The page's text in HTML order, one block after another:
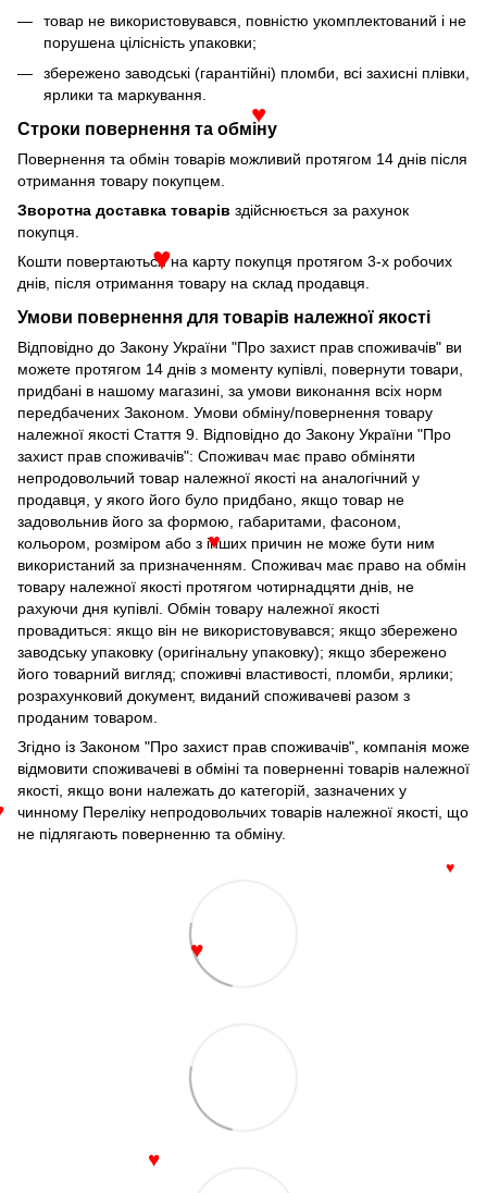
товар не використовувався, повністю укомплектований і не
порушена цілісність упаковки;
збережено заводські (гарантійні) пломби, всі захисні плівки,
ярлики та маркування.
Строки повернення та обміну
Повернення та обмін товарів можливий протягом 14 днів після
отримання товару покупцем.
Зворотна доставка товарів здійснюється за рахунок
покупця.
Кошти повертаються на карту покупця протягом 3-х робочих
днів, після отримання товару на склад продавця.
Умови повернення для товарів належної якості
Відповідно до Закону України "Про захист прав споживачів" ви
можете протягом 14 днів з моменту купівлі, повернути товари,
придбані в нашому магазині, за умови виконання всіх норм
передбачених Законом. Умови обміну/повернення товару
належної якості Стаття 9. Відповідно до Закону України "Про
захист прав споживачів": Споживач має право обміняти
непродовольчий товар належної якості на аналогічний у
продавця, у якого його було придбано, якщо товар не
задовольнив його за формою, габаритами, фасоном,
кольором, розміром або з інших причин не може бути ним
використаний за призначенням. Споживач має право на обмін
товару належної якості протягом чотирнадцяти днів, не
рахуючи дня купівлі. Обмін товару належної якості
провадиться: якщо він не використовувався; якщо збережено
заводську упаковку (оригінальну упаковку); якщо збережено
його товарний вигляд; споживчі властивості, пломби, ярлики;
розрахунковий документ, виданий споживачеві разом з
проданим товаром.
Згідно із Законом "Про захист прав споживачів", компанія може
відмовити споживачеві в обміні та поверненні товарів належної
якості, якщо вони належать до категорій, зазначених у
чинному Переліку непродовольчих товарів належної якості, що
не підлягають поверненню та обміну.
♥
♥
♥
♥